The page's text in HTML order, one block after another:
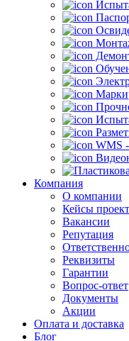
WMS
Компания
О компании
Кейсы
Вакансии
Репутация
Реквизиты
Гарантии
Вопрос-ответ
Документы
Акции
Оплата и доставка
Блог